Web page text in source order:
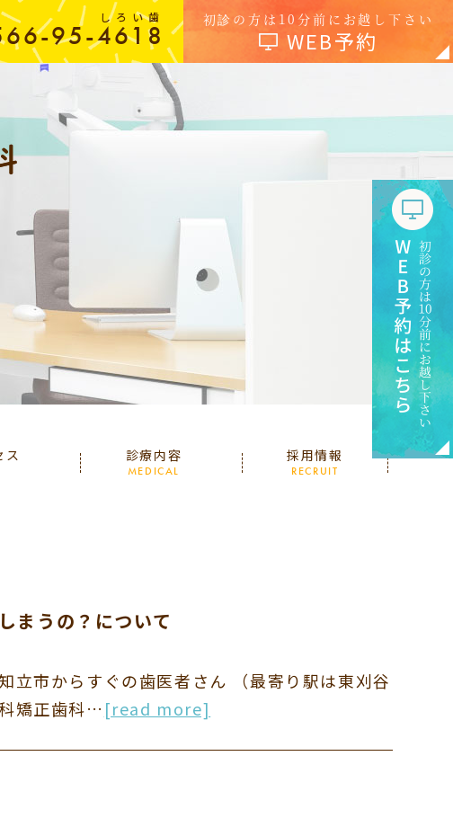
しろい歯
95-4618
初診の方は10分前にお越し下さい
WEB予約
ス 診療内容
MEDICAL
採用情報
RECRUIT
まうの？について
立市からすぐの歯医者さん （最寄り駅は東刈谷
矯正歯科… [read more]